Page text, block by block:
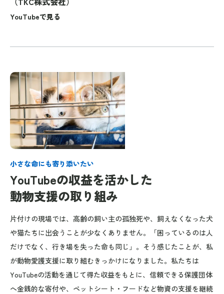
YouTubeで見る
小さな命にも寄り添いたい
YouTubeの収益を活かした
動物支援の取り組み
片付けの現場では、高齢の飼い主の孤独死や、飼えなくなった犬
や猫たちに出会うことが少なくありません。「困っているのは人
だけでなく、行き場を失った命も同じ」。そう感じたことが、私
が動物愛護支援に取り組むきっかけになりました。私たちは
YouTubeの活動を通じて得た収益をもとに、信頼できる保護団体
へ金銭的な寄付や、ペットシート・フードなど物資の支援を継続